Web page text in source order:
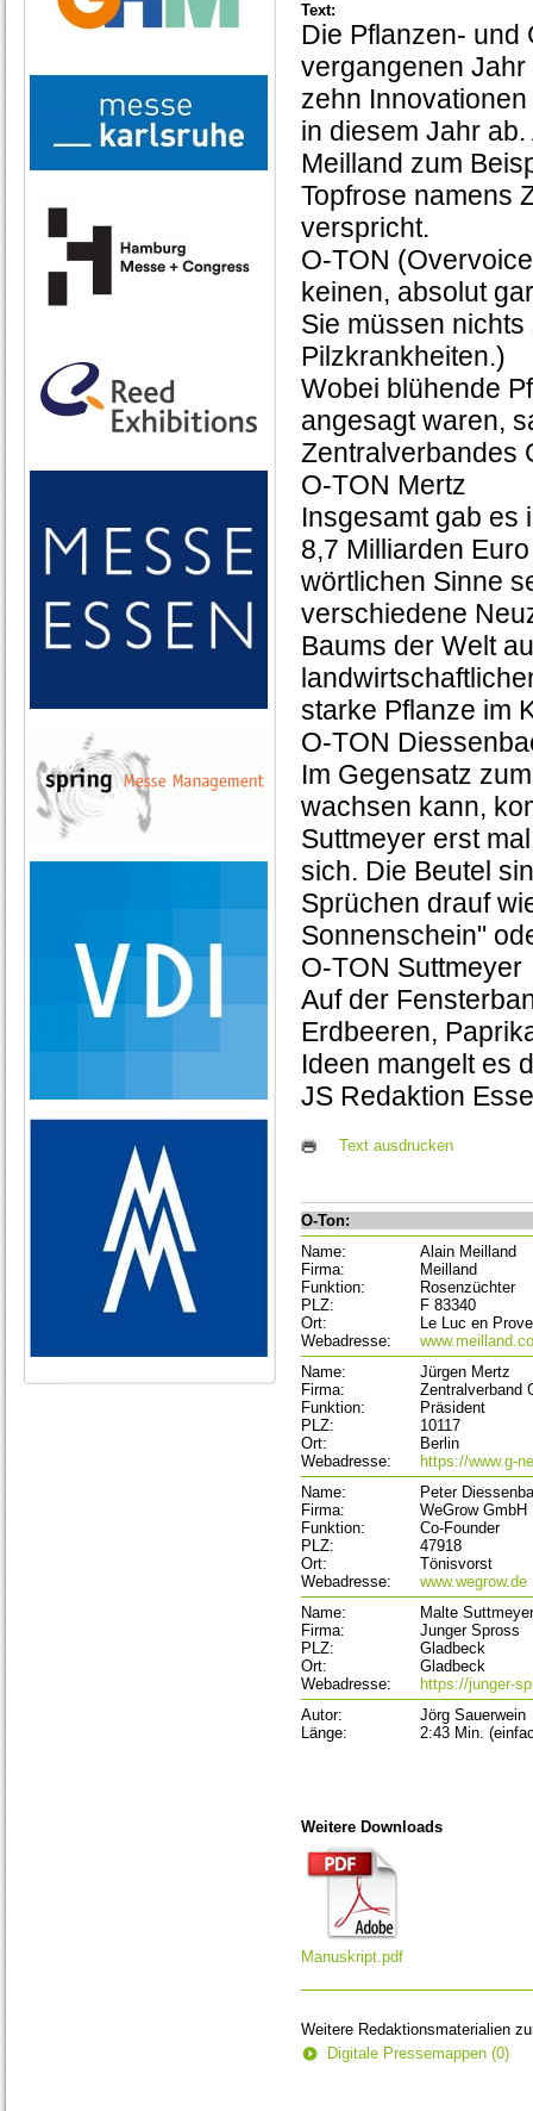
Text:
Die Pflanzen- und
vergangenen
zehn
in diesem Jahr
Meilland zum
Topfrose namens
verspricht.
O-TON
keinen, absolut
Sie müssen
Pilzkrankheiten.)
Wobei blühende
angesagt waren,
Zentralverbandes
O-TON Mertz
Insgesamt gab es
8,7 Milliarden
wörtlichen Sinne
verschiedene
Baums der Welt
starke Pflanze im
O-TON
Im Gegensatz
wachsen kann,
Suttmeyer erst
sich. Die Beutel
Sprüchen drauf
Sonnenschein"
O-TON Suttmeyer
Auf der
Erdbeeren,
Ideen mangelt es
JS Redaktion
Text ausdrucken
O-Ton:
Name:
Alain Meilland
Firma:
Meilland
Funktion:
Rosenzüchter
PLZ:
F 83340
Ort:
Le Luc en
Webadresse:
Name:
Jürgen Mertz
Firma:
Zentralverband
Funktion:
Präsident
PLZ:
10117
Ort:
Berlin
Webadresse:
https://www.g-
Name:
Peter
Firma:
WeGrow GmbH
Funktion:
Co-Founder
PLZ:
47918
Ort:
Tönisvorst
Webadresse:
www.wegrow.de
Name:
Malte Suttmeyer
Firma:
Junger Spross
PLZ:
Gladbeck
Ort:
Gladbeck
Webadresse:
https://junger-
Autor:
Jörg Sauerwein
Länge:
2:43 Min.
Weitere Downloads
Manuskript.pdf
Weitere Redaktionsmaterialien
Digitale Pressemappen (0)